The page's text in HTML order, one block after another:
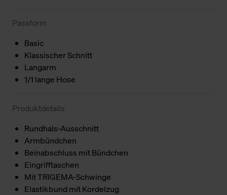
Passform
Basic
Klassischer Schnitt
Langarm
1/1 lange Hose
Produktdetails
Rundhals-Ausschnitt
Armbündchen
Beinabschluss mit Bündchen
Eingrifftaschen
Mit TRIGEMA-Schwinge
Elastikbund mit Kordelzug